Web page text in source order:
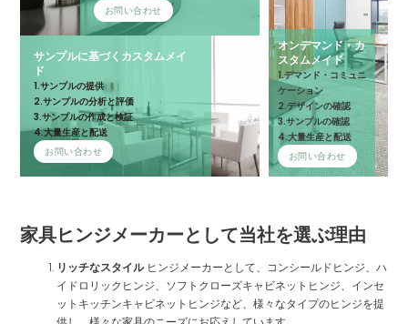
お問い合わせ
サンプルに基づくカスタムメイ
ド
1.サンプルの提供
2.サンプルの分析と評価
3.サンプルの作成と検証
4.大量生産と配送
お問い合わせ
オンデマンド・カ
スタムメイド
1.デマンド・コミュニ
ケーション
2.デザインの確認
3.サンプルの確認
4.大量生産と配送
お問い合わせ
家具ヒンジメーカーとして当社を選ぶ理由
リッチなスタイルヒンジメーカーとして、コンシールドヒンジ、ハ
イドロリックヒンジ、ソフトクローズキャビネットヒンジ、インセ
ットキッチンキャビネットヒンジなど、様々なタイプのヒンジを提